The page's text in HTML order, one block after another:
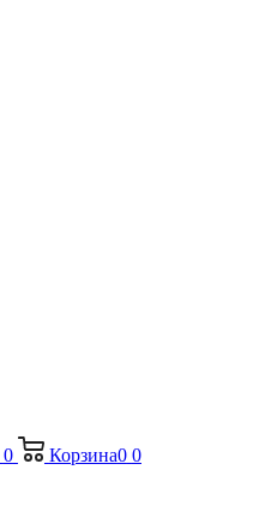
0 Корзина0 0